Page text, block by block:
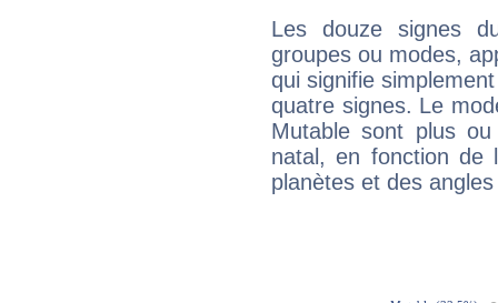
Les douze signes
groupes ou modes,
qui signifie
quatre signes. Le
Mutable sont plus
natal, en fonction de
planètes et des